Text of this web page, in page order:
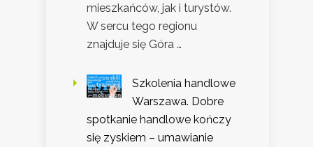
mieszkańców, jak i turystów.
W sercu tego regionu
znajduje się Góra …
Szkolenia handlowe
Warszawa. Dobre
spotkanie handlowe kończy
się zyskiem – umawianie